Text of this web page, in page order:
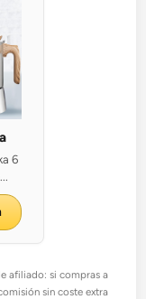
6
afiliado: si compras a
sin coste extra